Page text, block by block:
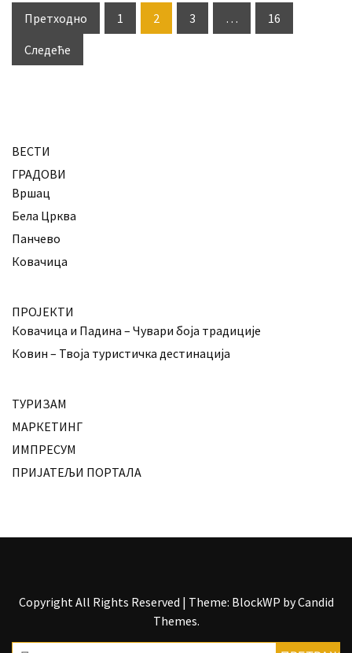
Пагинација
чланака
Претходно 1 2 3 …
16
Следеће
ВЕСТИ
ГРАДОВИ
Вршац
Бела Црква
Панчево
Ковачица
ПРОЈЕКТИ
Ковачица и Падина – Чувари боја традиције
Ковин – Твоја туристичка дестинација
ТУРИЗАМ
МАРКЕТИНГ
ИМПРЕСУМ
ПРИЈАТЕЉИ ПОРТАЛА
Copyright All Rights Reserved | Theme: BlockWP byCandid
Themes.